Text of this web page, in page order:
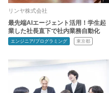
リンヤ株式会社
最先端AIエージェント活用！学生起
業した社長直下で社内業務自動化
エンジニア/プログラミング 東京都